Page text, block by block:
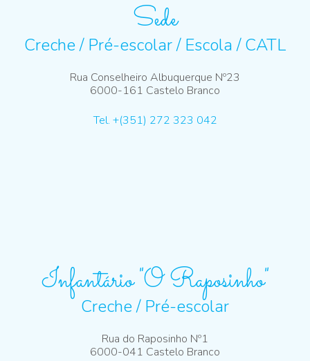
Sede
Creche / Pré-escolar / Escola / CATL
Rua Conselheiro Albuquerque Nº23
6000-161 Castelo Branco
Tel. +(351) 272 323 042
Infantário "O Raposinho"
Creche / Pré-escolar
Rua do Raposinho Nº1
6000-041 Castelo Branco